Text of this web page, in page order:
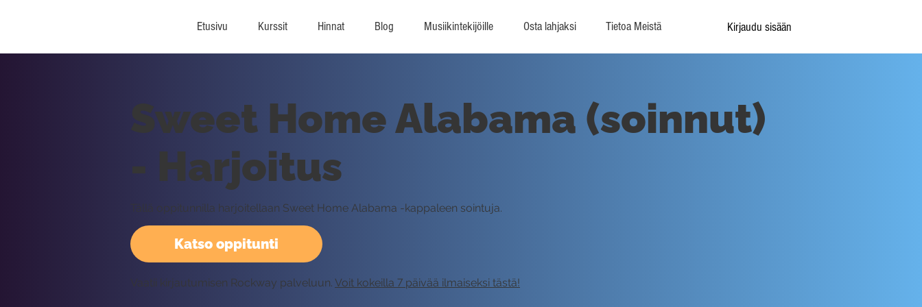
Etusivu Kurssit Hinnat Blog Musiikintekijöille Osta lahjaksi Tietoa Meistä Kirjaudu sisään
Katso oppitunti
Sweet Home Alabama (soinnut)
- Harjoitus
Tällä oppitunnilla harjoitellaan Sweet Home Alabama -kappaleen sointuja.
Vaatii kirjautumisen Rockway palveluun. Voit kokeilla 7 päivää ilmaiseksi tästä!